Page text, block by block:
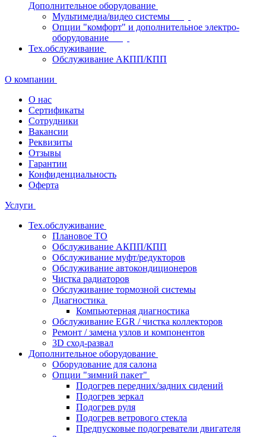
Дополнительное оборудование
Мультимедиа/видео системы
Опции "комфорт" и дополнительное электро-
оборудование
Тех.обслуживание
Обслуживание АКПП/КПП
О компании
О нас
Сертификаты
Сотрудники
Вакансии
Реквизиты
Отзывы
Гарантии
Конфиденциальность
Оферта
Услуги
Тех.обслуживание
Плановое ТО
Обслуживание АКПП/КПП
Обслуживание муфт/редукторов
Обслуживание автокондиционеров
Чистка радиаторов
Обслуживание тормозной системы
Диагностика
Компьютерная диагностика
Обслуживание EGR / чистка коллекторов
Ремонт / замена узлов и компонентов
3D сход-развал
Дополнительное оборудование
Оборудование для салона
Опции "зимний пакет"
Подогрев передних/задних сидений
Подогрев зеркал
Подогрев руля
Подогрев ветрового стекла
Предпусковые подогреватели двигателя